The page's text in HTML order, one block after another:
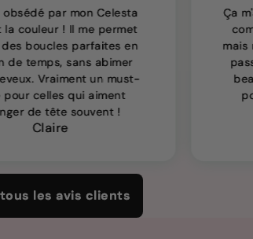
obsédé par mon Celesta
la couleur ! Il me permet
boucles parfaites en
de temps, sans abimer
Vraiment un must-
pour celles qui aiment
de tête souvent !
Claire
Ça
mais
les avis clients